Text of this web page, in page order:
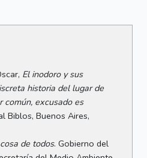
El inodoro y sus
historia del lugar de
común, excusado es
Biblos, Buenos Aires,
de todos. Gobierno del